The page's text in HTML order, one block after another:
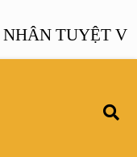
TUYỆT VỜI